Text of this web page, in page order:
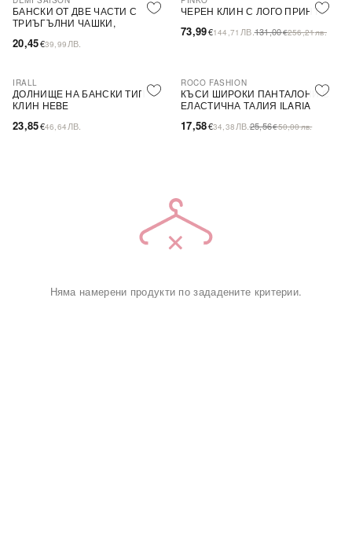
БАНСКИ ОТ ДВЕ ЧАСТИ С
ТРИЪГЪЛНИ ЧАШКИ,
20,45€39,99 ЛВ.
-44%
ЧЕРЕН КЛИН С ЛОГО ПРИНТ
73,99€144,71 ЛВ.131,00€256,21лв.
IRALL
ДОЛНИЩЕ НА БАНСКИ ТИП
КЛИН HEBE
23,85€46,64 ЛВ.
-31%
ROCO FASHION
КЪСИ ШИРОКИ ПАНТАЛОНИ С
ЕЛАСТИЧНА ТАЛИЯ ILARIA
17,58€34,38 ЛВ.25,56€50,00лв.
Няма намерени продукти по зададените критерии.